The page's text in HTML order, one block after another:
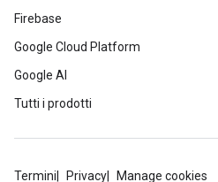
Firebase
Google Cloud Platform
Google AI
Tutti i prodotti
Termini Privacy Manage cookies